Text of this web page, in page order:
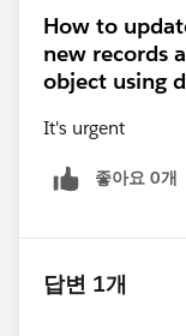
How to
new records
object using
It's urgent
좋아요 0개
답변 1개